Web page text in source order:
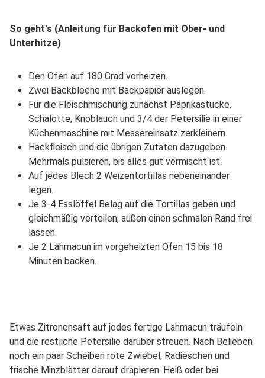
So geht's (Anleitung für Backofen mit Ober- und
Unterhitze)
Den Ofen auf 180 Grad vorheizen.
Zwei Backbleche mit Backpapier auslegen.
Für die Fleischmischung zunächst Paprikastücke,
Schalotte, Knoblauch und 3/4 der Petersilie in einer
Küchenmaschine mit Messereinsatz zerkleinern.
Hackfleisch und die übrigen Zutaten dazugeben.
Mehrmals pulsieren, bis alles gut vermischt ist.
Auf jedes Blech 2 Weizentortillas nebeneinander
legen.
Je 3-4 Esslöffel Belag auf die Tortillas geben und
gleichmäßig verteilen, außen einen schmalen Rand frei
lassen.
Je 2 Lahmacun im vorgeheizten Ofen 15 bis 18
Minuten backen.
Etwas Zitronensaft auf jedes fertige Lahmacun träufeln
und die restliche Petersilie darüber streuen. Nach Belieben
noch ein paar Scheiben rote Zwiebel, Radieschen und
frische Minzblätter darauf drapieren. Heiß oder bei